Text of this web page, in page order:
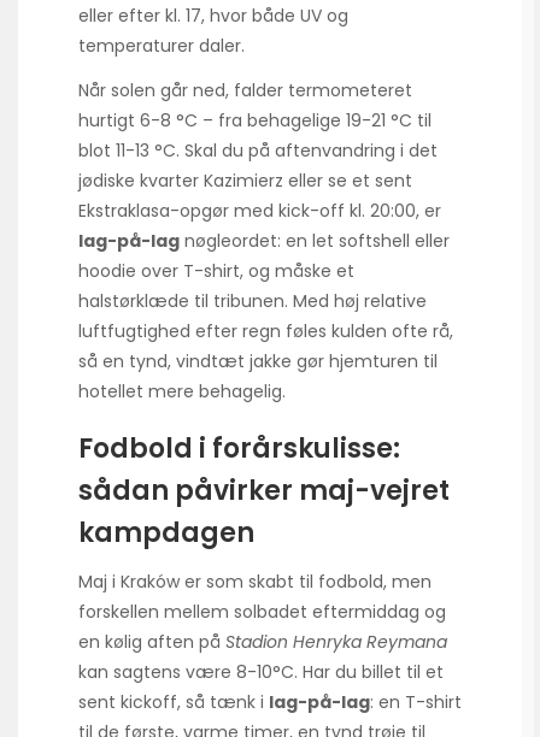
eller efter kl. 17, hvor både UV og
temperaturer daler.
Når solen går ned, falder termometeret
hurtigt 6-8 °C – fra behagelige 19-21 °C til
blot 11-13 °C. Skal du på aftenvandring i det
jødiske kvarter Kazimierz eller se et sent
Ekstraklasa-opgør med kick-off kl. 20:00, er
lag-på-lag nøgleordet: en let softshell eller
hoodie over T-shirt, og måske et
halstørklæde til tribunen. Med høj relative
luftfugtighed efter regn føles kulden ofte rå,
så en tynd, vindtæt jakke gør hjemturen til
hotellet mere behagelig.
Fodbold i forårskulisse:
sådan påvirker maj-vejret
kampdagen
Maj i Kraków er som skabt til fodbold, men
forskellen mellem solbadet eftermiddag og
en kølig aften på Stadion Henryka Reymana
kan sagtens være 8-10°C. Har du billet til et
sent kickoff, så tænk i lag-på-lag: en T-shirt